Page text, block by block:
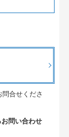
合せくださ
問い合わせ